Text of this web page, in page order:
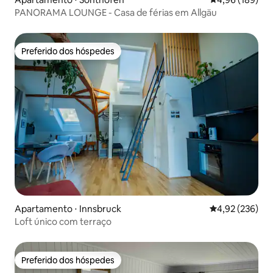
PANORAMA LOUNGE - Casa de férias em Allgäu
Preferido dos hóspedes
Preferido dos hóspedes
Apartamento ⋅ Innsbruck 4,92 de uma
4,92 (236)
Loft único com terraço
Preferido dos hóspedes
Preferido dos hóspedes